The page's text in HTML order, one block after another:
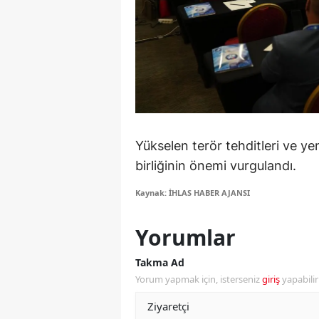
Yükselen terör tehditleri ve
birliğinin önemi vurgulandı.
Kaynak: İHLAS HABER AJANSI
Yorumlar
Takma Ad
Yorum yapmak için, istersenizgiriş